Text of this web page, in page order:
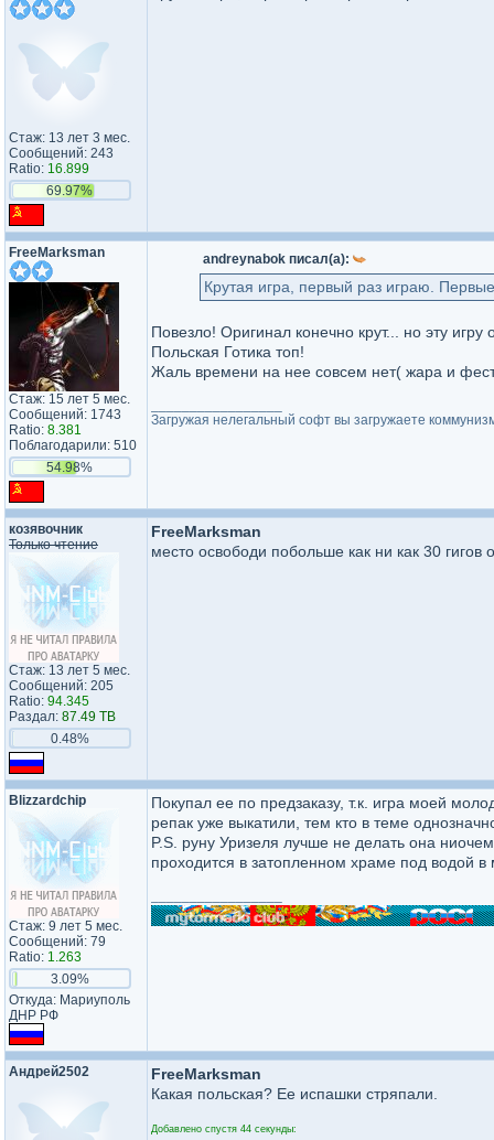
Стаж: 13 лет 3 мес.
Сообщений: 243
Ratio: 16.899
69.97%
FreeMarksman
Стаж: 15 лет 5 мес.
Сообщений: 1743
Ratio: 8.381
Поблагодарили: 510
54.98%
andreynabok писал(а):
Крутая игра, первый раз играю.
Повезло! Оригинал конечно крут... но эту
Польская Готика топ!
Жаль времени на нее совсем нет( жара и
Загружая нелегальный софт вы загружаете
козявочник
Только чтение
Стаж: 13 лет 5 мес.
Сообщений: 205
Ratio: 94.345
Раздал: 87.49 TB
0.48%
FreeMarksman
место освободи побольше как ни как 30
Blizzardchip
Стаж: 9 лет 5 мес.
Сообщений: 79
Ratio: 1.263
3.09%
Откуда: Мариуполь
ДНР РФ
Покупал ее по предзаказу, т.к. игра моей
репак уже выкатили, тем кто в теме
P.S. руну Уризеля лучше не делать она
проходится в затопленном храме под водой
Андрей2502
FreeMarksman
Какая польская? Ее испашки стряпали.
Добавлено спустя 44 секунды: